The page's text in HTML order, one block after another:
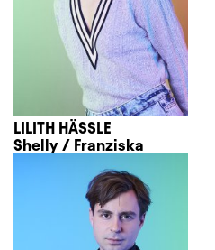
LILITH HÄSSLE
Shelly / Franziska